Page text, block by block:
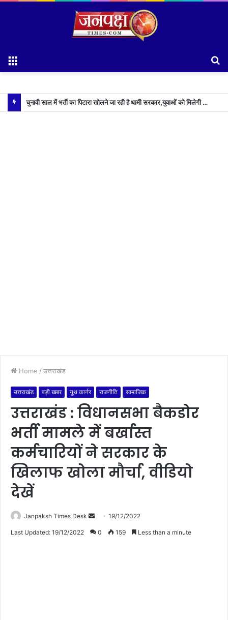
चुनावी साल में भर्ती का पिटारा खोलने जा रही है धामी सरकार,युवाओं को मिलेगी 34 हजार रिकॉर्ड भर्तियों की सौगात
Home / उत्तराखंड
उत्तराखंड बड़ी खबर यूथ कार्नर राजनीति सामाजिक
उत्तराखंड : विधानसभा बैकडोर
भर्ती मामले में बर्खास्त
कर्मचारियों ने सरकार के
खिलाफ खोला मौर्चा, वीडियो
देखें
Janpaksh Times Desk 19/12/2022
Last Updated: 19/12/2022 0 159 Less than a minute